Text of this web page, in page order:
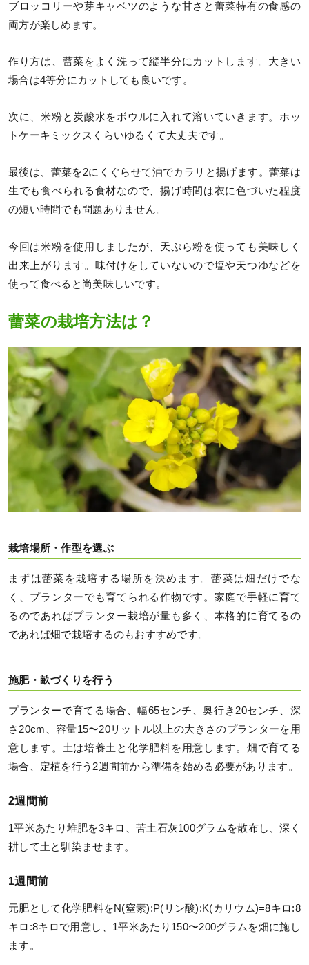
ブロッコリーや芽キャベツのような甘さと蕾菜特有の食感の
両方が楽しめます。
作り方は、蕾菜をよく洗って縦半分にカットします。大きい
場合は4等分にカットしても良いです。
次に、米粉と炭酸水をボウルに入れて溶いていきます。ホッ
トケーキミックスくらいゆるくて大丈夫です。
最後は、蕾菜を2にくぐらせて油でカラリと揚げます。蕾菜は
生でも食べられる食材なので、揚げ時間は衣に色づいた程度
の短い時間でも問題ありません。
今回は米粉を使用しましたが、天ぷら粉を使っても美味しく
出来上がります。味付けをしていないので塩や天つゆなどを
使って食べると尚美味しいです。
蕾菜の栽培方法は？
栽培場所・作型を選ぶ
まずは蕾菜を栽培する場所を決めます。蕾菜は畑だけでな
く、プランターでも育てられる作物です。家庭で手軽に育て
るのであればプランター栽培が量も多く、本格的に育てるの
であれば畑で栽培するのもおすすめです。
施肥・畝づくりを行う
プランターで育てる場合、幅65センチ、奥行き20センチ、深
さ20cm、容量15〜20リットル以上の大きさのプランターを用
意します。土は培養土と化学肥料を用意します。畑で育てる
場合、定植を行う2週間前から準備を始める必要があります。
2週間前
1平米あたり堆肥を3キロ、苦土石灰100グラムを散布し、深く
耕して土と馴染ませます。
1週間前
元肥として化学肥料をN(窒素):P(リン酸):K(カリウム)=8キロ:8
キロ:8キロで用意し、1平米あたり150〜200グラムを畑に施し
ます。